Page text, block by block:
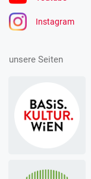
Instagram
unsere Seiten